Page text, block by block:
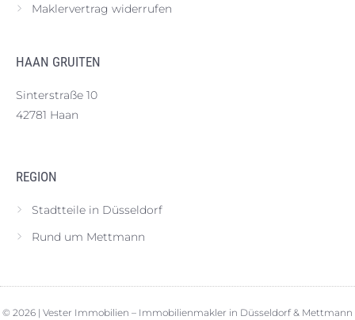
Maklervertrag widerrufen
HAAN GRUITEN
Sinterstraße 10
42781 Haan
REGION
Stadtteile in Düsseldorf
Rund um Mettmann
© 2026 | Vester Immobilien – Immobilienmakler in Düsseldorf & Mettmann